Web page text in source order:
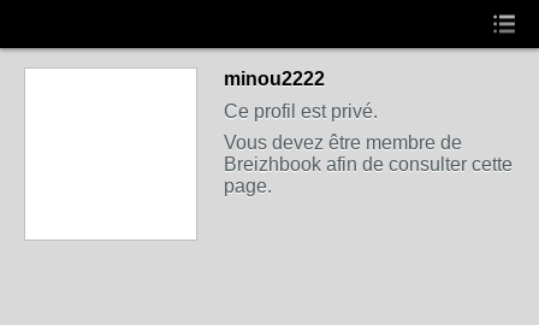
minou2222
Ce profil est privé.
Vous devez être membre de
Breizhbook afin de consulter cette
page.